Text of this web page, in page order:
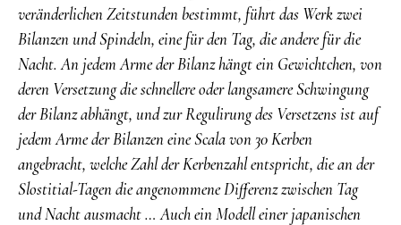
veränderlichen Zeitstunden bestimmt, führt das Werk zwei
Bilanzen und Spindeln, eine für den Tag, die andere für die
Nacht. An jedem Arme der Bilanz hängt ein Gewichtchen, von
deren Versetzung die schnellere oder langsamere Schwingung
der Bilanz abhängt, und zur Regulirung des Versetzens ist auf
jedem Arme der Bilanzen eine Scala von 30 Kerben
angebracht, welche Zahl der Kerbenzahl entspricht, die an der
Slostitial-Tagen die angenommene Differenz zwischen Tag
und Nacht ausmacht … Auch ein Modell einer japanischen